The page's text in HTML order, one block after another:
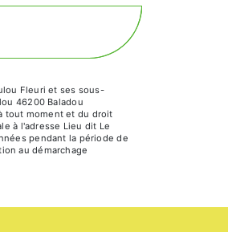
Fleuri et ses sous-
46200 Baladou
tout moment et du droit
à l'adresse Lieu dit Le
pendant la période de
au démarchage